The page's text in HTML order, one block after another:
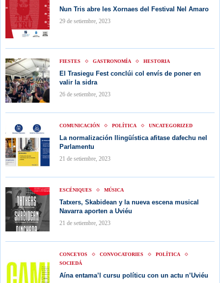
Nun Tris abre les Xornaes del Festival Nel Amaro
29 de setiembre, 2023
FIESTES GASTRONOMÍA HESTORIA
El Trasiegu Fest conclúi col envís de poner en
valir la sidra
26 de setiembre, 2023
COMUNICACIÓN POLÍTICA UNCATEGORIZED
La normalización llingüística afitase dafechu nel
Parlamentu
21 de setiembre, 2023
ESCÉNIQUES MÚSICA
Tatxers, Skabidean y la nueva escena musical
Navarra aporten a Uviéu
21 de setiembre, 2023
CONCEYOS CONVOCATORIES
POLÍTICA
SOCIEDÁ
Aína entama’l cursu políticu con un actu n’Uviéu